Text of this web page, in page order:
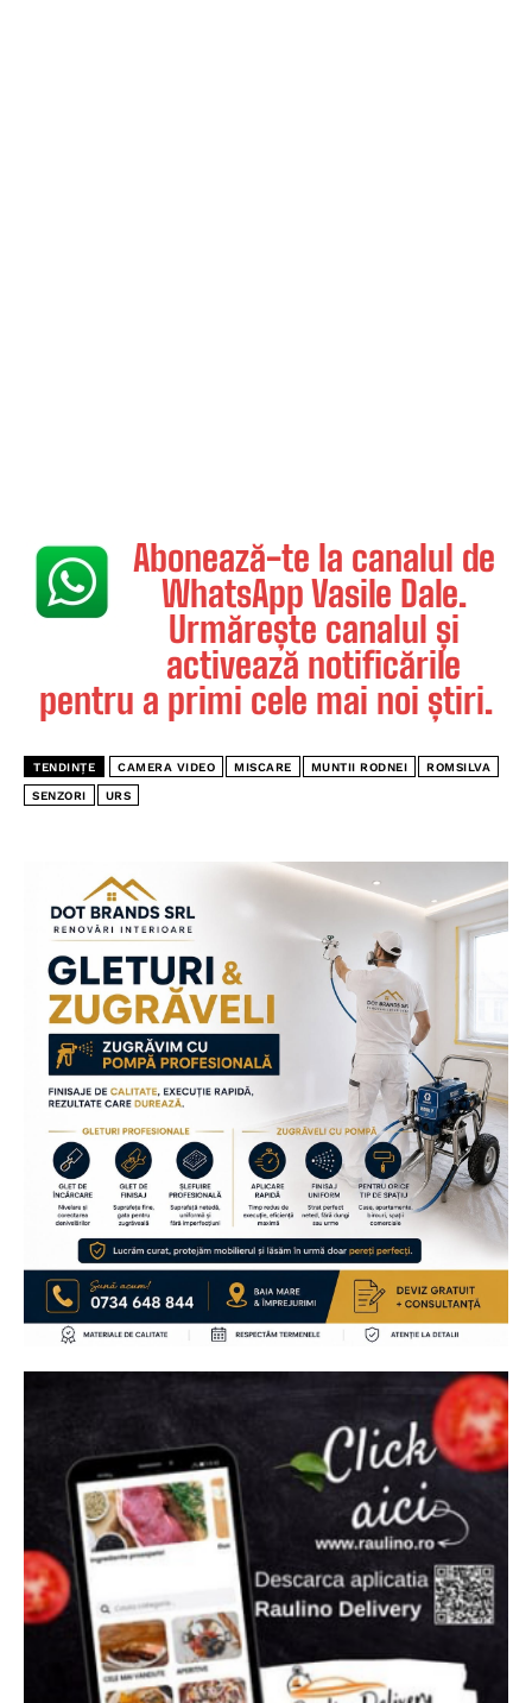
Abonează-te la canalul de
WhatsApp Vasile Dale.
Urmărește canalul și
activează notificările
pentru a primi cele mai noi știri.
TENDINȚE CAMERA VIDEO MISCARE MUNTII RODNEI ROMSILVA
SENZORI URS